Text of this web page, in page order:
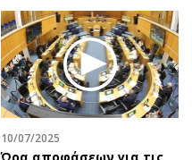
10/07/2025